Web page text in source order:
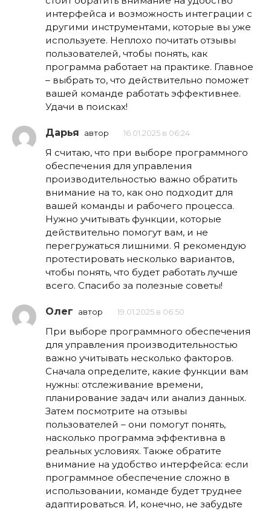
интерфейса и возможность интеграции с
другими инструментами, которые вы уже
используете. Неплохо почитать отзывы
пользователей, чтобы понять, как
программа работает на практике. Главное
– выбрать то, что действительно поможет
вашей команде работать эффективнее.
Удачи в поисках!
Дарья автор 16.01.2025 в 06:24
Я считаю, что при выборе программного
обеспечения для управления
производительностью важно обратить
внимание на то, как оно подходит для
вашей команды и рабочего процесса.
Нужно учитывать функции, которые
действительно помогут вам, и не
перегружаться лишними. Я рекомендую
протестировать несколько вариантов,
чтобы понять, что будет работать лучше
всего. Спасибо за полезные советы!
Олег автор 19.01.2025 в 06:50
При выборе программного обеспечения
для управления производительностью
важно учитывать несколько факторов.
Сначала определите, какие функции вам
нужны: отслеживание времени,
планирование задач или анализ данных.
Затем посмотрите на отзывы
пользователей – они помогут понять,
насколько программа эффективна в
реальных условиях. Также обратите
внимание на удобство интерфейса: если
программное обеспечение сложно в
использовании, команде будет труднее
адаптироваться. И, конечно, не забудьте